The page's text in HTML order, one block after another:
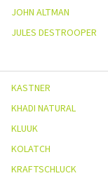
JOHN ALTMAN
JULES DESTROOPER
KASTNER
KHADI NATURAL
KLUUK
KOLATCH
KRAFTSCHLUCK